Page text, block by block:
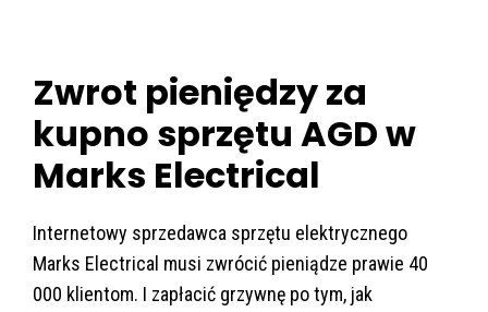
Zwrot pieniędzy za
kupno sprzętu AGD w
Marks Electrical
Internetowy sprzedawca sprzętu elektrycznego
Marks Electrical musi zwrócić pieniądze prawie 40
000 klientom. I zapłacić grzywnę po tym, jak